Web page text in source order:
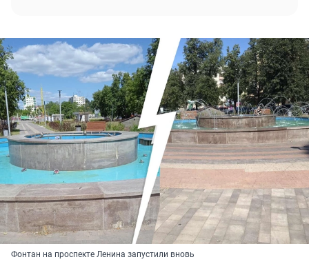
Фонтан на проспекте Ленина запустили вновь